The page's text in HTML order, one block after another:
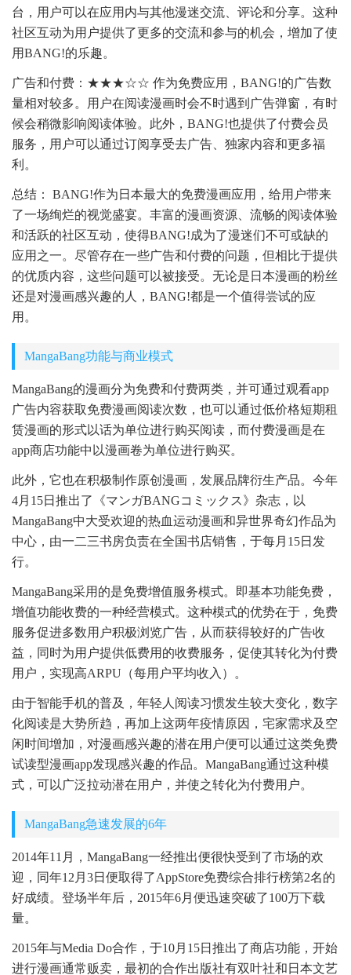
台，用户可以在应用内与其他漫迷交流、评论和分享。这种
社区互动为用户提供了更多的交流和参与的机会，增加了使
用BANG!的乐趣。
广告和付费：★★★☆☆ 作为免费应用，BANG!的广告数
量相对较多。用户在阅读漫画时会不时遇到广告弹窗，有时
候会稍微影响阅读体验。此外，BANG!也提供了付费会员
服务，用户可以通过订阅享受去广告、独家内容和更多福
利。
总结： BANG!作为日本最大的免费漫画应用，给用户带来
了一场绚烂的视觉盛宴。丰富的漫画资源、流畅的阅读体验
和活跃的社区互动，使得BANG!成为了漫迷们不可或缺的
应用之一。尽管存在一些广告和付费的问题，但相比于提供
的优质内容，这些问题可以被接受。无论是日本漫画的粉丝
还是对漫画感兴趣的人，BANG!都是一个值得尝试的应
用。
MangaBang功能与商业模式
MangaBang的漫画分为免费和付费两类，并可通过观看app
广告内容获取免费漫画阅读次数，也可以通过低价格短期租
赁漫画的形式以话为单位进行购买阅读，而付费漫画是在
app商店功能中以漫画卷为单位进行购买。
此外，它也在积极制作原创漫画，发展品牌衍生产品。今年
4月15日推出了《マンガBANGコミックス》杂志，以
MangaBang中大受欢迎的热血运动漫画和异世界奇幻作品为
中心，由一二三书房负责在全国书店销售，于每月15日发
行。
MangaBang采用的是免费增值服务模式。即基本功能免费，
增值功能收费的一种经营模式。这种模式的优势在于，免费
服务促进多数用户积极浏览广告，从而获得较好的广告收
益，同时为用户提供低费用的收费服务，促使其转化为付费
用户，实现高ARPU（每用户平均收入）。
由于智能手机的普及，年轻人阅读习惯发生较大变化，数字
化阅读是大势所趋，再加上这两年疫情原因，宅家需求及空
闲时间增加，对漫画感兴趣的潜在用户便可以通过这类免费
试读型漫画app发现感兴趣的作品。MangaBang通过这种模
式，可以广泛拉动潜在用户，并使之转化为付费用户。
MangaBang急速发展的6年
2014年11月，MangaBang一经推出便很快受到了市场的欢
迎，同年12月3日便取得了AppStore免费综合排行榜第2名的
好成绩。登场半年后，2015年6月便迅速突破了100万下载
量。
2015年与Media Do合作，于10月15日推出了商店功能，开始
进行漫画通常贩卖，最初的合作出版社有双叶社和日本文艺